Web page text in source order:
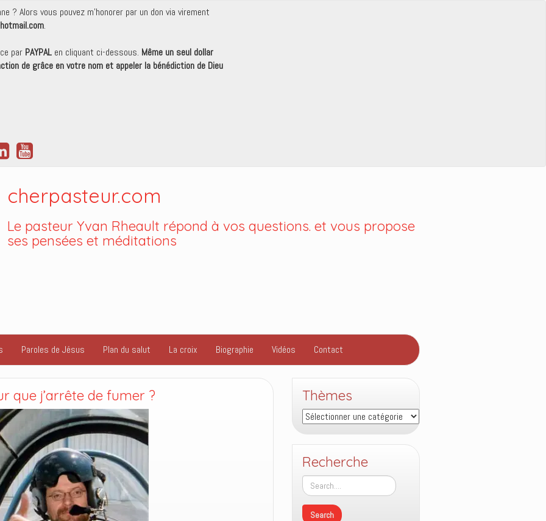
? Alors vous pouvez m'honorer par un don via virement
.
par PAYPAL en cliquant ci-dessous. Même un seul dollar
de grâce en votre nom et appeler la bénédiction de Dieu
cherpasteur.com
Le pasteur Yvan Rheault répond à vos questions. et vous propose
ses pensées et méditations
Paroles de Jésus Plan du salut La croix Biographie Vidéos Contact
que j’arrête de fumer ? Thèmes
Thèmes
Recherche